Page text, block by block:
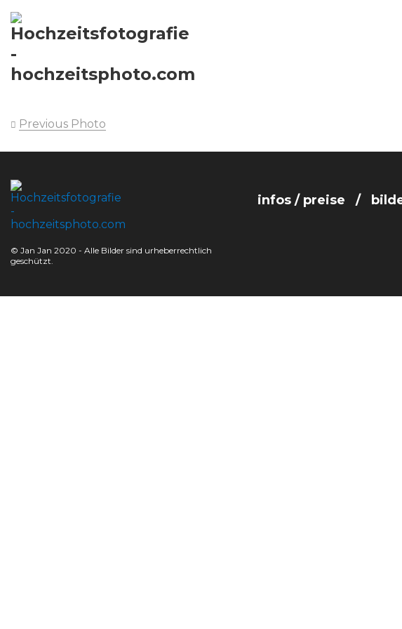
Previous Photo
© Jan Jan 2020 - Alle Bilder sind urheberrechtlich
geschützt.
infos / preise